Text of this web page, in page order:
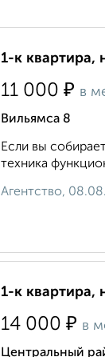
1-к квартира,
11 000 ₽ в
Вильямса 8
Если вы
техника
Агентство,
1-к квартира,
14 000 ₽ в
Центральный